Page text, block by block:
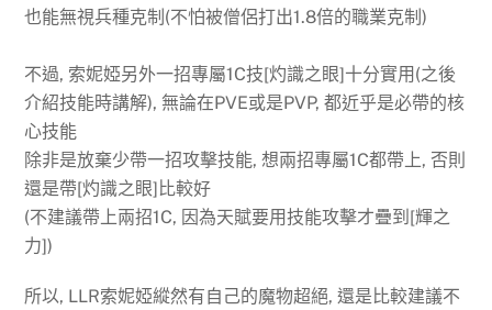
也能無視兵種克制(不怕被僧侶打出1.8倍的職業克制)
不過, 索妮婭另外一招專屬1C技[灼識之眼]十分實用(之後
介紹技能時講解), 無論在PVE或是PVP, 都近乎是必帶的核
心技能
除非是放棄少帶一招攻擊技能, 想兩招專屬1C都帶上, 否則
還是帶[灼識之眼]比較好
(不建議帶上兩招1C, 因為天賦要用技能攻擊才疊到[輝之
力])
所以, LLR索妮婭縱然有自己的魔物超絕, 還是比較建議不